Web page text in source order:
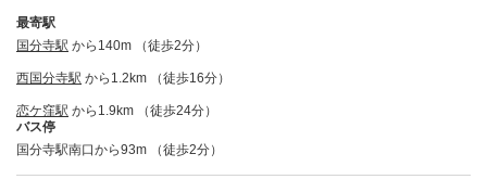
最寄駅
国分寺駅 から140m （徒歩2分）
西国分寺駅 から1.2km （徒歩16分）
恋ケ窪駅 から1.9km （徒歩24分）
バス停
国分寺駅南口から93m （徒歩2分）